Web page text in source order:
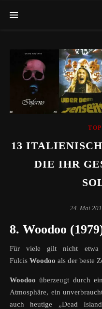
13
DIE IHR
24. Mai
8. Woodoo
Für viele gilt nicht etwa ein Romero-Klassiker, sondern
Fulcis Woodoo als der beste
Woodoo überzeugt durch
Atmosphäre, ein
auch heutige „Dead